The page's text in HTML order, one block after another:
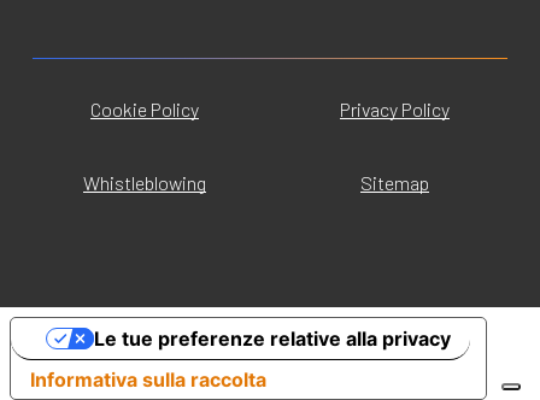
Cookie Policy Privacy Policy
Whistleblowing Sitemap
Informativa sulla raccolta
Le tue preferenze relative alla privacy